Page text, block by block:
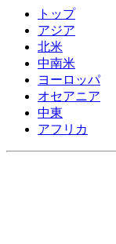
トップ
アジア
北米
中南米
ヨーロッパ
オセアニア
中東
アフリカ